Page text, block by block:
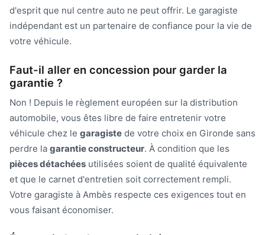
d'esprit que nul centre auto ne peut offrir. Le garagiste
indépendant est un partenaire de confiance pour la vie de
votre véhicule.
Faut-il aller en concession pour garder la
garantie ?
Non ! Depuis le règlement européen sur la distribution
automobile, vous êtes libre de faire entretenir votre
véhicule chez le garagiste de votre choix en Gironde sans
perdre la garantie constructeur. À condition que les
pièces détachées utilisées soient de qualité équivalente
et que le carnet d'entretien soit correctement rempli.
Votre garagiste à Ambès respecte ces exigences tout en
vous faisant économiser.